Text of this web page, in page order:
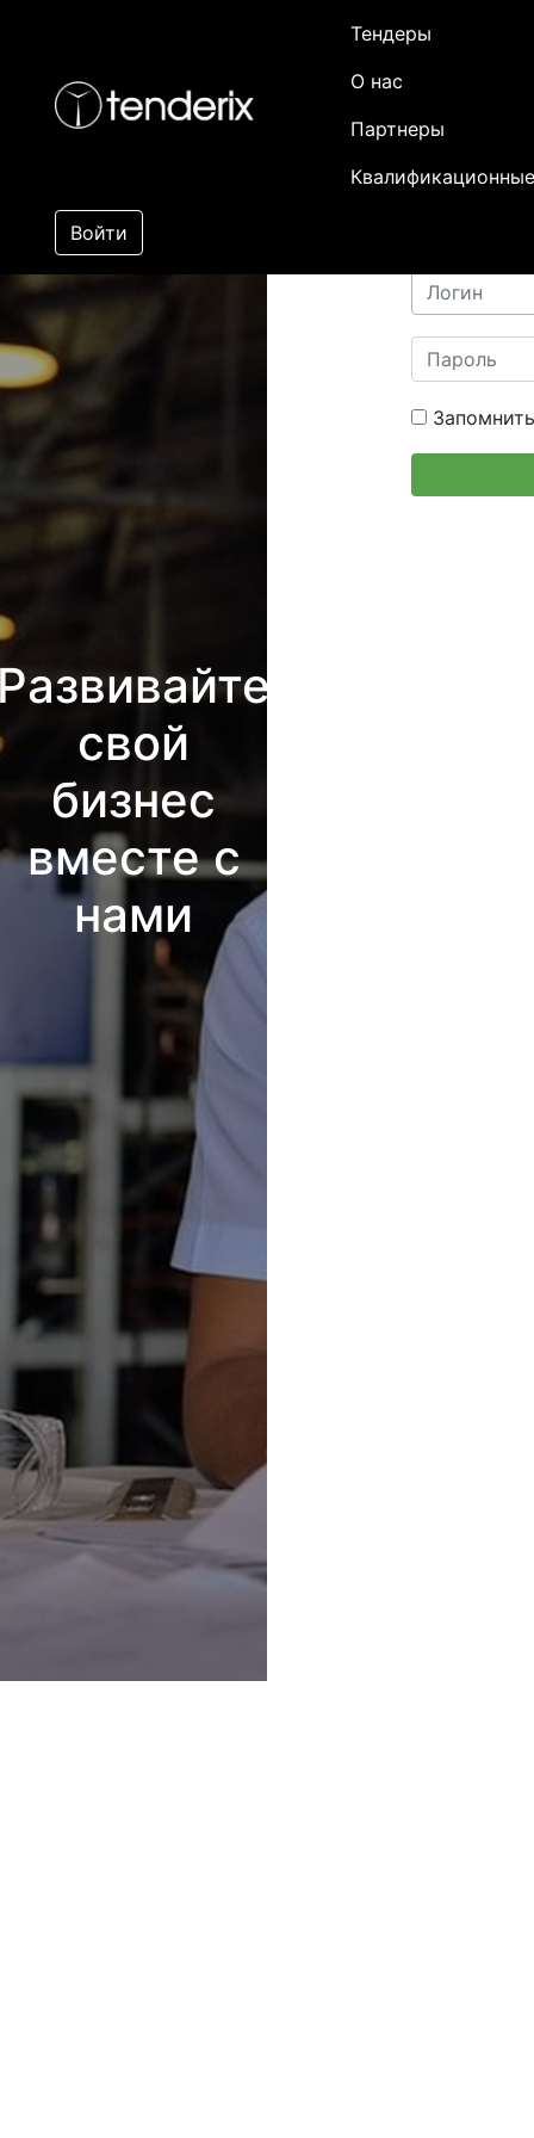
Тендеры
О нас
Партнеры
Войти
свой
бизнес
вместе с
нами